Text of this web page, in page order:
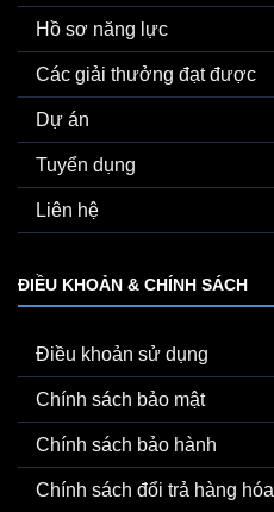
Hồ sơ năng lực
Các giải thưởng đạt được
Dự án
Tuyển dụng
Liên hệ
ĐIỀU KHOẢN & CHÍNH SÁCH
Điều khoản sử dụng
Chính sách bảo mật
Chính sách bảo hành
Chính sách đổi trả hàng hóa